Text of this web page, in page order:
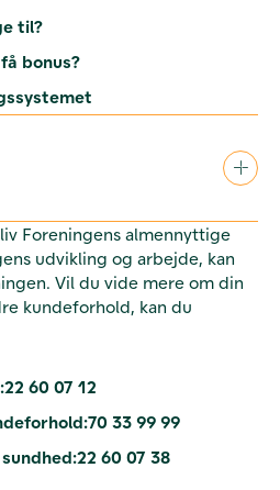
til?
bonus?
Foreningens almennyttige
udvikling og arbejde, kan
Vil du vide mere om din
kundeforhold, kan du
22 60 07 12
70 33 99 99
22 60 07 38